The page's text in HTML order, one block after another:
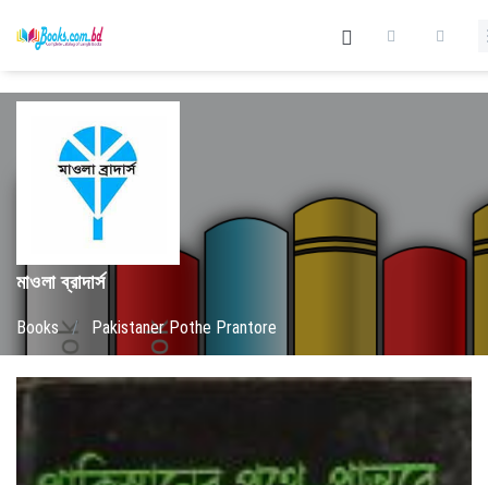
মাওলা ব্রাদার্স
Books / Pakistaner Pothe Prantore